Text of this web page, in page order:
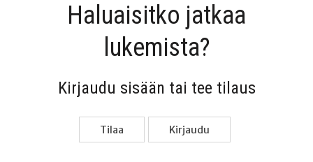
Haluai­sit­ko jat­kaa
lukemista?
Kir­jau­du sisään tai tee tilaus
Tilaa Kir­jau­du